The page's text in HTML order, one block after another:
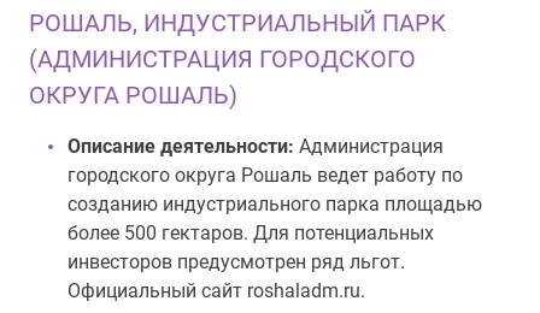
РОШАЛЬ, ИНДУСТРИАЛЬНЫЙ ПАРК
(АДМИНИСТРАЦИЯ ГОРОДСКОГО
ОКРУГА РОШАЛЬ)
Описание деятельности: Администрация
городского округа Рошаль ведет работу по
созданию индустриального парка площадью
более 500 гектаров. Для потенциальных
инвесторов предусмотрен ряд льгот.
Официальный сайт roshaladm.ru.